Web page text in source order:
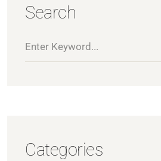
Search
Categories